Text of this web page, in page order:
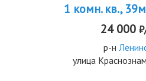
1 комн. кв.,
24 000
р-н
улица